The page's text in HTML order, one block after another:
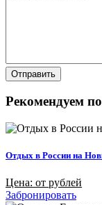
Отправить
Рекомендуем
Отдых в России на
Цена: от рублей
Забронировать